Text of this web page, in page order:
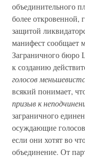
объединительного
более откровенной,
защитой
манифест сообщает
Заграничного бюро
к созданию
голосов
всякий понимает,
призыв к
заграничного
осуждающие
если они хотят во
объединение. От